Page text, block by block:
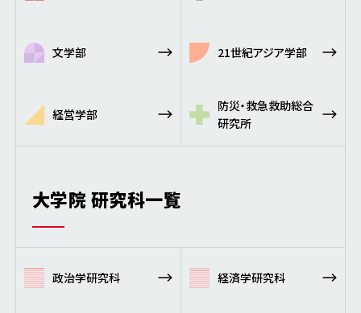
文学部 21世紀アジア学部
経営学部
防災・救急救助総合
研究所
大学院 研究科一覧
政治学研究科 経済学研究科